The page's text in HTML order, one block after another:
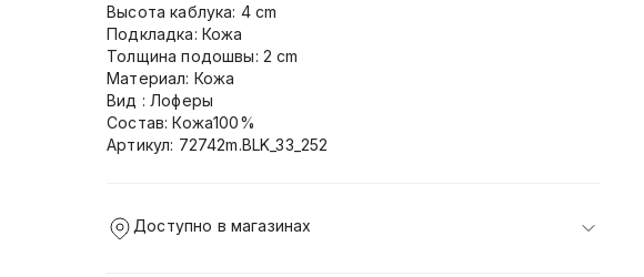
Высота каблука: 4 cm
Подкладка: Кожа
Толщина подошвы: 2 cm
Материал: Кожа
Вид : Лоферы
Состав: Кожа100%
Артикул: 72742m.BLK_33_252
Доступно в магазинах